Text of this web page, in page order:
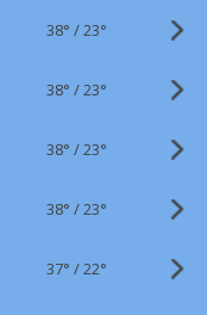
38° /23°
38° /23°
38° /23°
38° /23°
37° /22°